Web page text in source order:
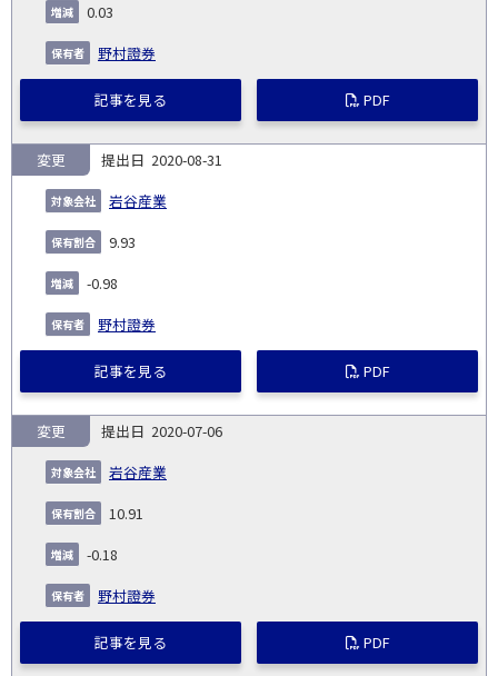
0.03
野村證券
記事を見る PDF
2020-08-31
岩谷産業
変更
9.93
-0.98
野村證券
記事を見る PDF
2020-07-06
岩谷産業
変更
10.91
-0.18
野村證券
記事を見る PDF